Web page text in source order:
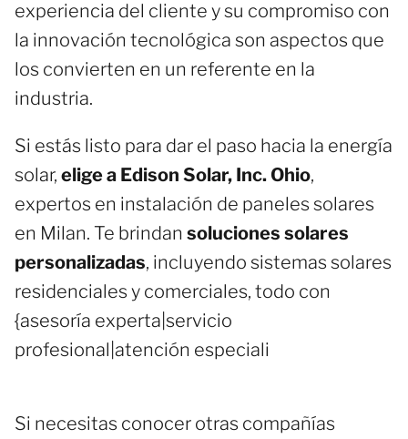
experiencia del cliente y su compromiso con
la innovación tecnológica son aspectos que
los convierten en un referente en la
industria.
Si estás listo para dar el paso hacia la energía
solar, elige a Edison Solar, Inc. Ohio,
expertos en instalación de paneles solares
en Milan. Te brindan soluciones solares
personalizadas, incluyendo sistemas solares
residenciales y comerciales, todo con
{asesoría experta|servicio
profesional|atención especiali
Si necesitas conocer otras compañías